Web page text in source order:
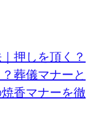
押しを頂く？
葬儀マナーと
香マナーを徹